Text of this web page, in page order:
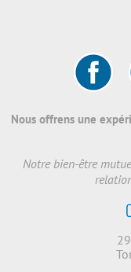
Nous offrens une
Notre bien-être